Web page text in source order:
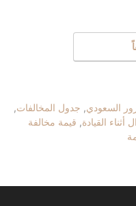
السعودي, جدول المخالفات,
القيادة, قيمة مخالفة